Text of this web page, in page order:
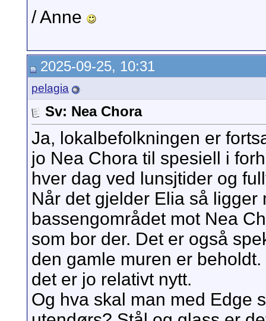
/ Anne
2025-09-25, 10:31
pelagia
Sv: Nea Chora
Ja, lokalbefolkningen er
jo Nea Chora til spesiell i
hver dag ved lunsjtider og
Når det gjelder Elia så
bassengområdet mot Nea
som bor der. Det er også
den gamle muren er
det er jo relativt nytt.
Og hva skal man med Edge